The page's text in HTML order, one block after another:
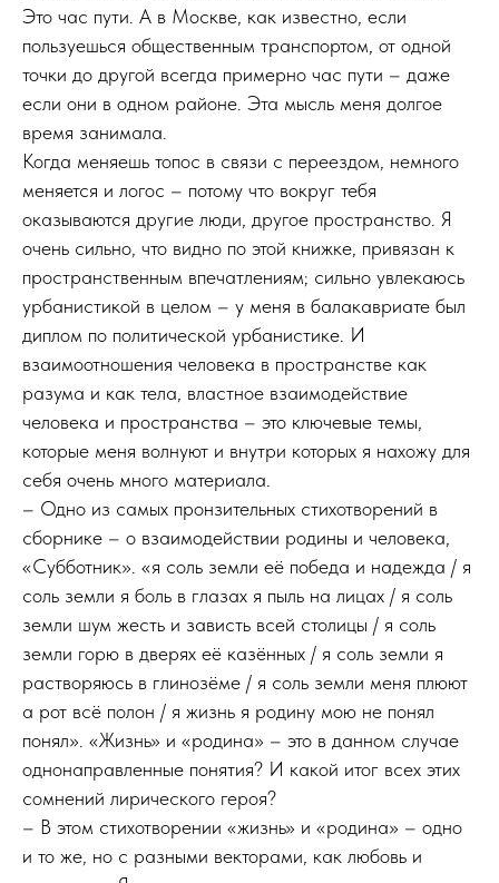
Это час пути. А в Москве, как известно, если
пользуешься общественным транспортом, от одной
точки до другой всегда примерно час пути – даже
если они в одном районе. Эта мысль меня долгое
время занимала.
Когда меняешь топос в связи с переездом, немного
меняется и логос – потому что вокруг тебя
оказываются другие люди, другое пространство. Я
очень сильно, что видно по этой книжке, привязан к
пространственным впечатлениям; сильно увлекаюсь
урбанистикой в целом – у меня в балакавриате был
диплом по политической урбанистике. И
взаимоотношения человека в пространстве как
разума и как тела, властное взаимодействие
человека и пространства – это ключевые темы,
которые меня волнуют и внутри которых я нахожу для
себя очень много материала.
– Одно из самых пронзительных стихотворений в
сборнике – о взаимодействии родины и человека,
«Субботник». «я соль земли её победа и надежда / я
соль земли я боль в глазах я пыль на лицах / я соль
земли шум жесть и зависть всей столицы / я соль
земли горю в дверях её казённых / я соль земли я
растворяюсь в глинозёме / я соль земли меня плюют
а рот всё полон / я жизнь я родину мою не понял
понял». «Жизнь» и «родина» – это в данном случае
однонаправленные понятия? И какой итог всех этих
сомнений лирического героя?
– В этом стихотворении «жизнь» и «родина» – одно
и то же, но с разными векторами, как любовь и